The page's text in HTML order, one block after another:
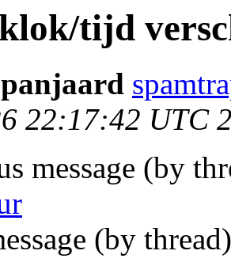
tijd
22:17:42 UTC
message (by
(by